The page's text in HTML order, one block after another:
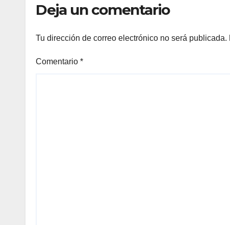
Deja un comentario
Tu dirección de correo electrónico no será publicada.
Comentario *